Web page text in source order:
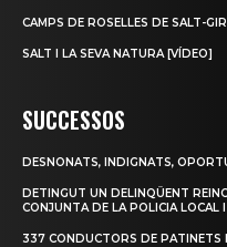
CAMPS DE ROSELLES DE SALT-
SALT I LA SEVA NATURA [VÍDEO]
SUCCESSOS
DESNONATS, INDIGNATS,
DETINGUT UN DELINQÜENT
CONJUNTA DE LA POLICIA LOCAL
337 CONDUCTORS DE PATINETS